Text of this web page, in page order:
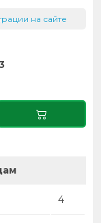
на сайте
4